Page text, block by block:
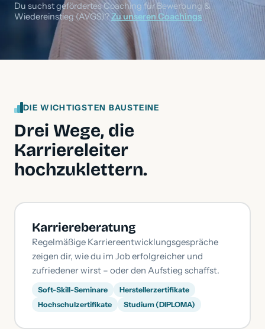
Du suchst gefördertes Coaching für Bewerbung &
Wiedereinstieg (AVGS)?Zu unseren Coachings
DIE WICHTIGSTEN BAUSTEINE
Drei Wege, die
Karriereleiter
hochzuklettern.
Karriereberatung
Regelmäßige Karriereentwicklungsgespräche
zeigen dir, wie du im Job erfolgreicher und
zufriedener wirst – oder den Aufstieg schaffst.
Soft-Skill-Seminare
Herstellerzertifikate
Hochschulzertifikate
Studium (DIPLOMA)